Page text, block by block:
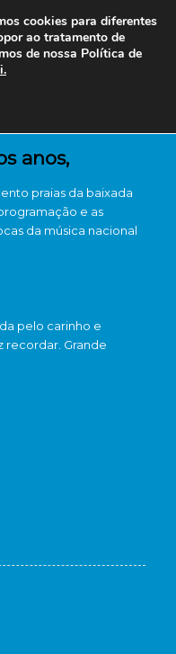
anos,
praias da baixada
e as
da música nacional
pelo carinho e
recordar. Grande
cookies para diferentes
ao tratamento de
de nossa Política de